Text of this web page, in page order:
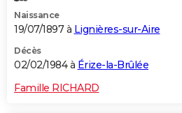
Naissance
19/07/1897 à Lignières-sur-Aire
Décès
02/02/1984 à Érize-la-Brûlée
Famille RICHARD